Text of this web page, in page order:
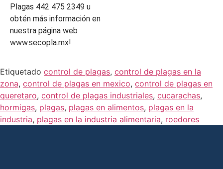
Plagas 442 475 2349 u
obtén más información en
nuestra página web
www.secopla.mx!
Etiquetado control de plagas, control de plagas en la
zona, control de plagas en mexico, control de plagas en
queretaro, control de plagas industriales, cucarachas,
hormigas, plagas, plagas en alimentos, plagas en la
industria, plagas en la industria alimentaria, roedores